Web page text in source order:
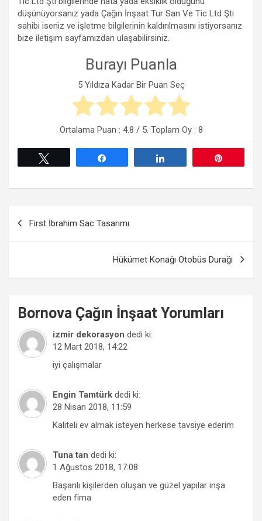
düşünüyorsanız yada Çağın İnşaat Tur San Ve Tic Ltd Şti
sahibi iseniz ve işletme bilgilerinin kaldırılmasını istiyorsanız
bize iletişim sayfamızdan ulaşabilirsiniz.
Burayı Puanla
5 Yıldıza Kadar Bir Puan Seç
Ortalama Puan : 4.8 / 5. Toplam Oy : 8
First İbrahim Sac Tasarımı
Hükümet Konağı Otobüs Durağı
Bornova Çağın İnşaat Yorumları
izmir dekorasyon dedi ki:
12 Mart 2018, 14:22
iyi çalışmalar
Engin Tamtürk dedi ki:
28 Nisan 2018, 11:59
Kaliteli ev almak isteyen herkese tavsiye ederim
Tuna tan dedi ki:
1 Ağustos 2018, 17:08
Başarılı kişilerden oluşan ve güzel yapılar inşa
eden fima